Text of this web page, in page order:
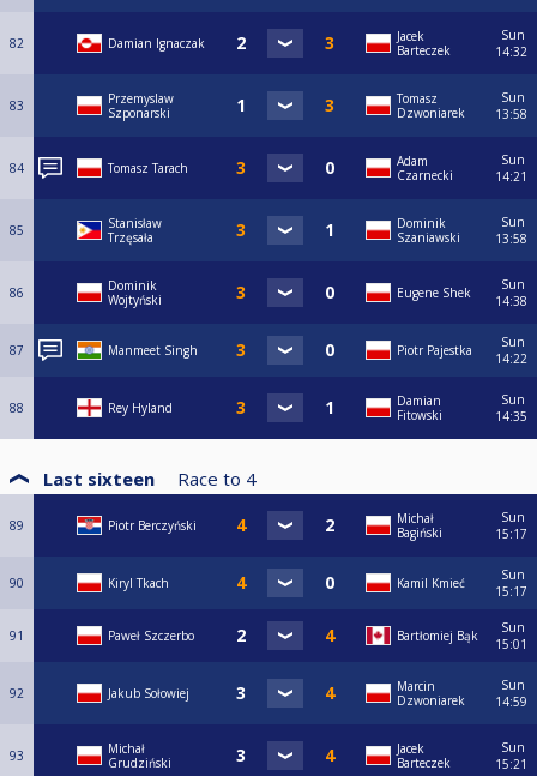
82 Damian Ignaczak
Jacek
Barteczek
Sun
14:32
83
Przemyslaw
Szponarski
Tomasz
Dzwoniarek
Sun
13:58
84 Tomasz Tarach
Adam
Czarnecki
Sun
14:21
85
Stanisław
Trzęsała
Dominik
Szaniawski
Sun
13:58
86
Dominik
Wojtyński
Eugene Shek
Sun
14:38
87 Manmeet Singh Piotr Pajestka
Sun
14:22
88 Rey Hyland
Damian
Fitowski
Sun
14:35
Last sixteen Race to 4
89 Piotr Berczyński
Michał
Bagiński
Sun
15:17
90 Kiryl Tkach Kamil Kmieć
Sun
15:17
91 Paweł Szczerbo Bartłomiej Bąk
Sun
15:01
92 Jakub Sołowiej
Marcin
Dzwoniarek
Sun
14:59
93
Michał
Grudziński
Jacek
Barteczek
Sun
15:21